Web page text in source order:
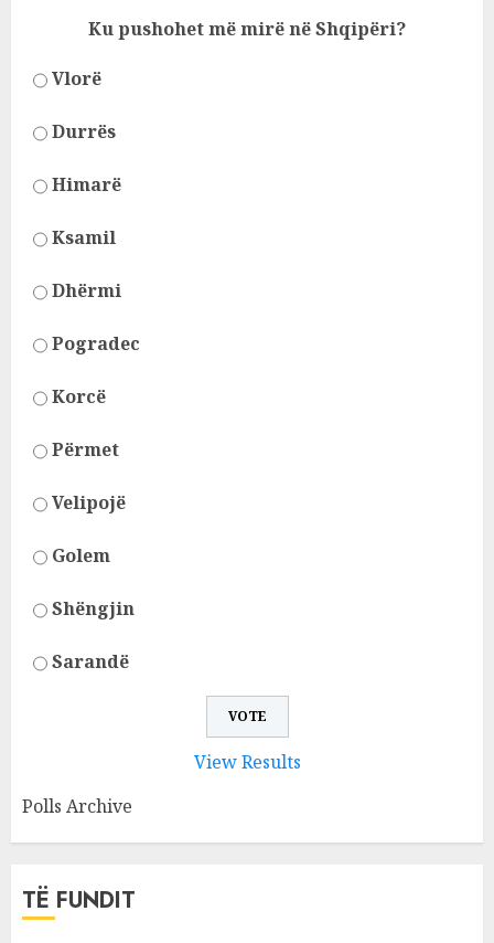
Ku pushohet më mirë në Shqipëri?
Vlorë
Durrës
Himarë
Ksamil
Dhërmi
Pogradec
Korcë
Përmet
Velipojë
Golem
Shëngjin
Sarandë
View Results
Polls Archive
TË FUNDIT